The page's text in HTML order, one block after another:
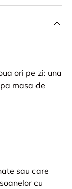
ori pe zi: una
masa de
sau care
cu